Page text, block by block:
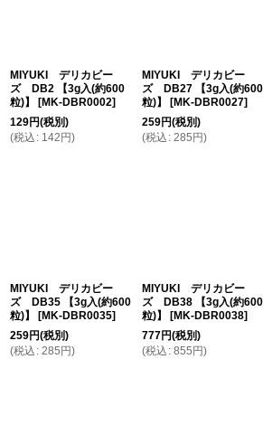
MIYUKI デリカビー
ズ DB2 【3g入(約600
粒)】
[MK-DBR0002]
129円(税別)
(税込 : 142 円)
MIYUKI デリカビー
ズ DB27 【3g入(約600
粒)】
[MK-DBR0027]
259円(税別)
(税込 : 285 円)
MIYUKI デリカビー
ズ DB35 【3g入(約600
粒)】
[MK-DBR0035]
259円(税別)
(税込 : 285 円)
MIYUKI デリカビー
ズ DB38 【3g入(約600
粒)】
[MK-DBR0038]
777円(税別)
(税込 : 855 円)